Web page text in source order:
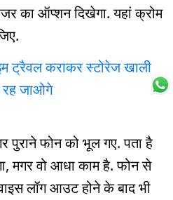
का ऑप्शन दिखेगा. यहां क्रोम
ट्रैवल कराकर स्टोरेज खाली
रह जाओगे
पुराने फोन को भूल गए. पता है
मगर वो आधा काम है. फोन से
लॉग आउट होने के बाद भी